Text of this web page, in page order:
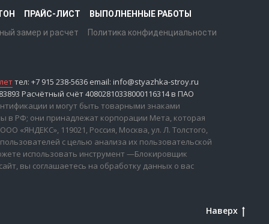
ПРАЙС-ЛИСТ
ВЫПОЛНЕННЫЕ РАБОТЫ
замер и расчет Политика конфиденциальности
тел: +7 915 238-5636 email: info@styazhka-stroy.ru
Расчётный счёт 40802810338000116314 в ПАО
и могут быть товарными знаками
в РФ; они принадлежат корпорации Мета, которая
«ЯНДЕКС», 119021, Россия, Москва, ул. Л. Толстого,
с целью анализа их пользовательской
использовать инструмент —Блокировщик
вы соглашаетесь на обработку данных о вас
Наверх